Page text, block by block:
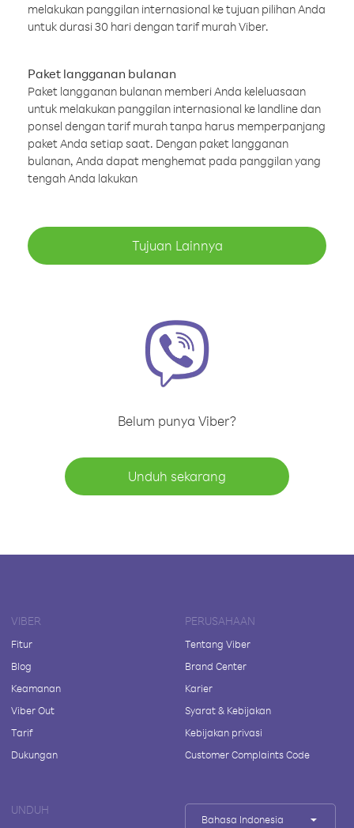
melakukan panggilan internasional ke tujuan pilihan Anda
untuk durasi 30 hari dengan tarif murah Viber.
Paket langganan bulanan
Paket langganan bulanan memberi Anda keleluasaan
untuk melakukan panggilan internasional ke landline dan
ponsel dengan tarif murah tanpa harus memperpanjang
paket Anda setiap saat. Dengan paket langganan
bulanan, Anda dapat menghemat pada panggilan yang
tengah Anda lakukan
Tujuan Lainnya
Belum punya Viber?
Unduh sekarang
VIBER
Fitur
Blog
Keamanan
Viber Out
Tarif
Dukungan
PERUSAHAAN
Tentang Viber
Brand Center
Karier
Syarat & Kebijakan
Kebijakan privasi
Customer Complaints Code
UNDUH
Bahasa Indonesia